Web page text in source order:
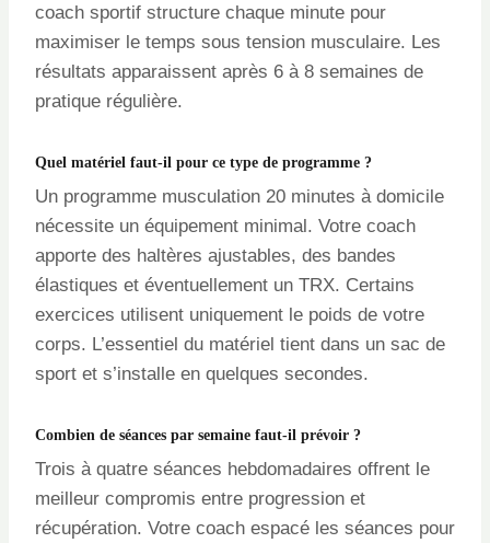
coach sportif structure chaque minute pour
maximiser le temps sous tension musculaire. Les
résultats apparaissent après 6 à 8 semaines de
pratique régulière.
Quel matériel faut-il pour ce type de programme ?
Un programme musculation 20 minutes à domicile
nécessite un équipement minimal. Votre coach
apporte des haltères ajustables, des bandes
élastiques et éventuellement un TRX. Certains
exercices utilisent uniquement le poids de votre
corps. L’essentiel du matériel tient dans un sac de
sport et s’installe en quelques secondes.
Combien de séances par semaine faut-il prévoir ?
Trois à quatre séances hebdomadaires offrent le
meilleur compromis entre progression et
récupération. Votre coach espacé les séances pour